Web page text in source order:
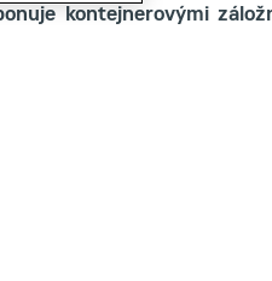
kontejnerovými